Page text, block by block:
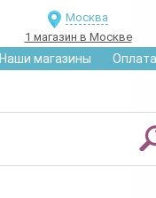
Москва
1 магазин в Москве
Наши магазины